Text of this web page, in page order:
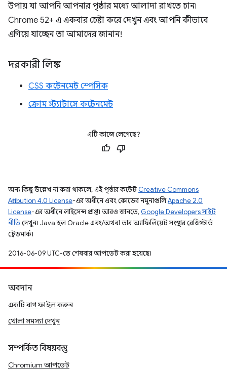
উপায় যা আপনি আপনার পৃষ্ঠার মধ্যে আলাদা রাখতে চান৷
Chrome 52+ এ একবার চেষ্টা করে দেখুন এবং আপনি কীভাবে
এগিয়ে যাচ্ছেন তা আমাদের জানান!
দরকারী লিঙ্ক
CSS কন্টেনমেন্ট স্পেসিক
ক্রোম স্ট্যাটাসে কন্টেনমেন্ট
এটি কাজে লেগেছে?
অন্য কিছু উল্লেখ না করা থাকলে, এই পৃষ্ঠার কন্টেন্ট Creative Commons
Attribution 4.0 License-এর অধীনে এবং কোডের নমুনাগুলিApache 2.0
License-এর অধীনে লাইসেন্স প্রাপ্ত। আরও জানতে, Google Developers সাইট
নীতিদেখুন। Java হল Oracle এবং/অথবা তার অ্যাফিলিয়েট সংস্থার রেজিস্টার্ড
ট্রেডমার্ক।
2016-06-09 UTC-তে শেষবার আপডেট করা হয়েছে।
অবদান
একটি বাগ ফাইল করুন
খোলা সমস্যা দেখুন
সম্পর্কিত বিষয়বস্তু
Chromium আপডেট